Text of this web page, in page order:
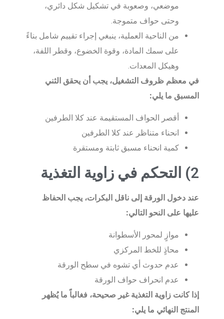
موضعي، وصعوبة في تشكيل شكل دائري،
وحتى حواف متموجة.
من الناحية العملية، ينبغي إجراء تقييم شامل بناءً
على سمك المادة، وقوة الخضوع، وقطر اللفة،
وهيكل المعدات.
في معظم ظروف التشغيل، يجب أن يحقق الثني
المسبق ما يلي:
أقصر الحواف المستقيمة عند كلا الطرفين
انحناء متناظر عند كلا الطرفين
كمية انحناء مسبق ثابتة ومستقرة
2) التحكم في زاوية التغذية
عند دخول الورقة إلى ناقل البكرات، يجب الحفاظ
عليها على النحو التالي:
موازٍ لمحور الأسطوانة
محاذٍ للخط المركزي
عدم حدوث أي تشوه في سطح الورقة
عدم انحراف حواف الورقة
إذا كانت زاوية التغذية غير صحيحة، فغالباً ما يُظهر
المنتج النهائي ما يلي: